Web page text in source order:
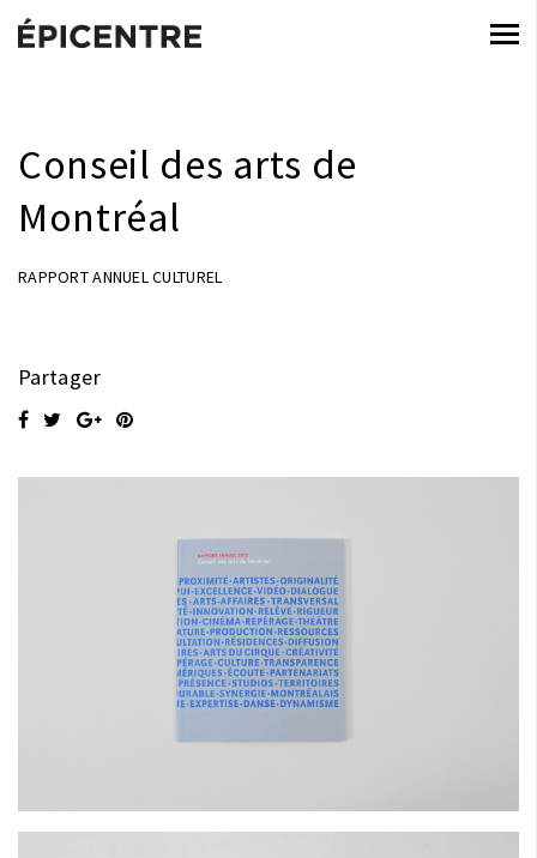
Conseil des arts de
Montréal
RAPPORT ANNUEL CULTUREL
Partager